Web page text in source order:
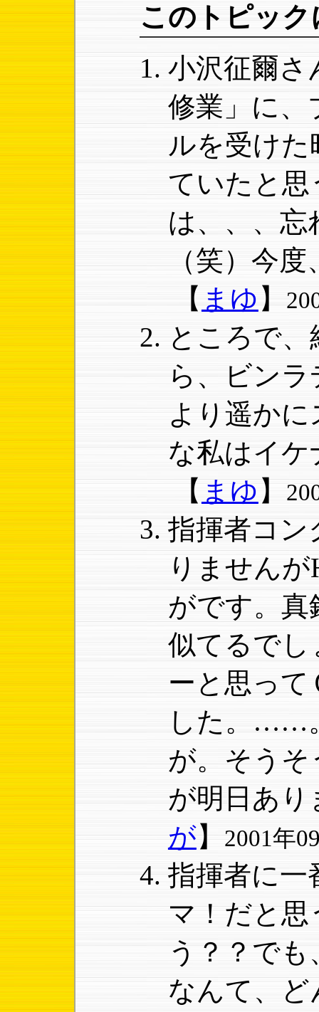
このトピッ
小沢征爾さ
修業」に、
ルを受け
ていたと思
は、、、
（笑）今
【 まゆ 】
ところで
ら、ビン
より遥か
な私はイ
【 まゆ 】
指揮者コン
りません
がです。真
似てるでし
ーと思っ
した。……
が。そうそ
が明日あり
が】 2001年
指揮者に一
マ！だと
う？？で
なんて、ど